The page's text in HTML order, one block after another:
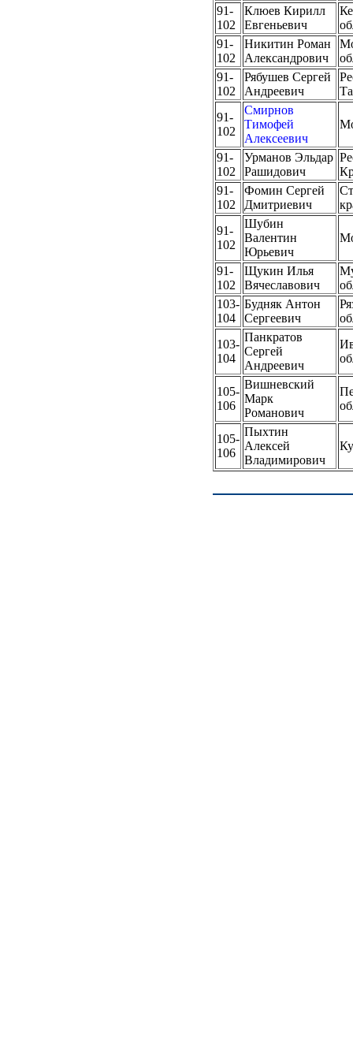
91-
102
Клюев Кирилл
Евгеньевич
91-
102
Никитин Роман
Александрович
91-
102
Рябушев Сергей
Андреевич
91-
102
Смирнов
Тимофей
Алексеевич
91-
102
Урманов Эльдар
Рашидович
91-
102
Фомин Сергей
Дмитриевич
91-
102
Шубин
Валентин
Юрьевич
91-
102
Щукин Илья
Вячеславович
103-
104
Будняк Антон
Сергеевич
103-
104
Панкратов
Сергей
Андреевич
105-
106
Вишневский
Марк
Романович
105-
106
Пыхтин
Алексей
Владимирович